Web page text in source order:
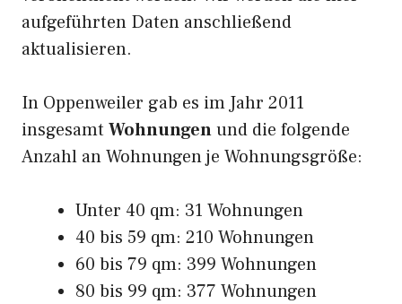
aufgeführten Daten anschließend
aktualisieren.
In Oppenweiler gab es im Jahr 2011
insgesamt Wohnungenund die folgende
Anzahl an Wohnungen je Wohnungsgröße:
Unter 40 qm: 31 Wohnungen
40 bis 59 qm: 210 Wohnungen
60 bis 79 qm: 399 Wohnungen
80 bis 99 qm: 377 Wohnungen